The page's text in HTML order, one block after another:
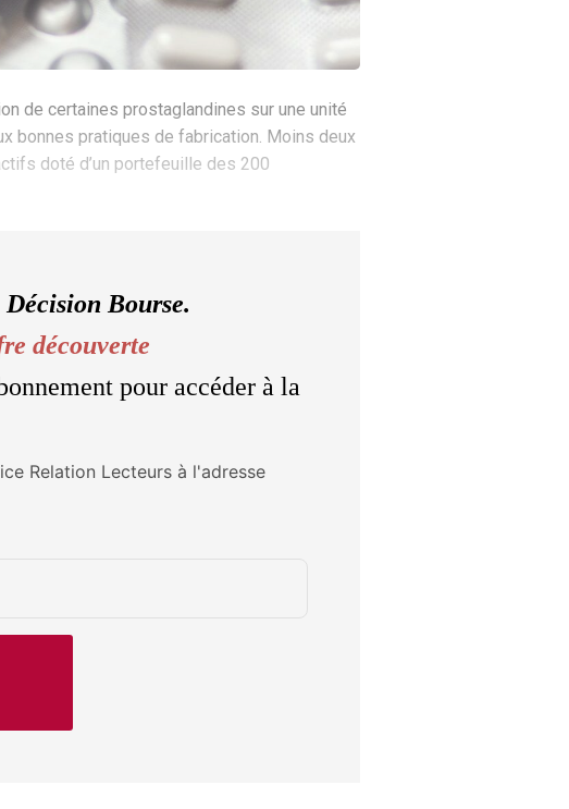
de certaines prostaglandines sur une unité
bonnes pratiques de fabrication. Moins deux
doté d’un portefeuille des 200
Décision Bourse.
découverte
pour accéder à la
Relation Lecteurs à l'adresse